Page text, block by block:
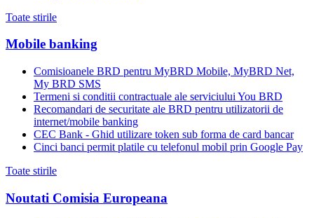
Toate stirile
Mobile banking
Comisioanele BRD pentru MyBRD Mobile, MyBRD Net,
My BRD SMS
Termeni si conditii contractuale ale serviciului You BRD
Recomandari de securitate ale BRD pentru utilizatorii de
internet/mobile banking
CEC Bank - Ghid utilizare token sub forma de card bancar
Cinci banci permit platile cu telefonul mobil prin Google Pay
Toate stirile
Noutati Comisia Europeana